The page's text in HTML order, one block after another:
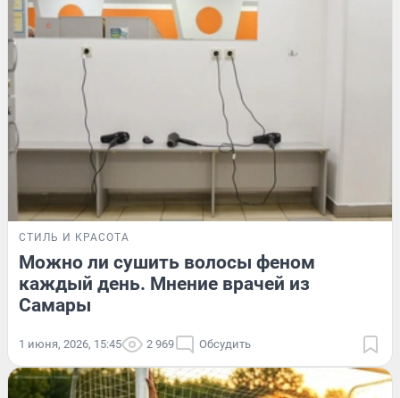
СТИЛЬ И КРАСОТА
Можно ли сушить волосы феном
каждый день. Мнение врачей из
Самары
1 июня, 2026, 15:45 2 969 Обсудить